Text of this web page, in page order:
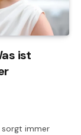
ist
sorgt immer